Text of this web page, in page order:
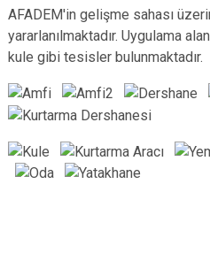
AFADEM'in gelişme sahası
yararlanılmaktadır. Uygulama
kule gibi tesisler bulunmaktadır.